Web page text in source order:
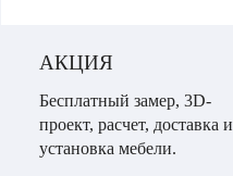
АКЦИЯ
Бесплатный замер, 3D-
проект, расчет, доставка и
установка мебели.